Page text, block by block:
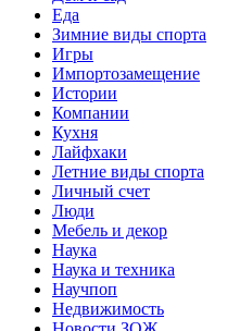
Еда
Зимние виды спорта
Игры
Импортозамещение
Истории
Компании
Кухня
Лайфхаки
Летние виды спорта
Личный счет
Люди
Мебель и декор
Наука
Наука и техника
Научпоп
Недвижимость